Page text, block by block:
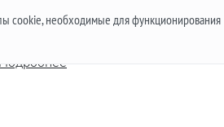
cookie, необходимые для функционирования
чем заключаются плюсы и минусы
Подробнее